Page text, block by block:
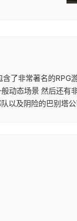
了非常著名的
动态场景 然后还
及阴险的巴别塔